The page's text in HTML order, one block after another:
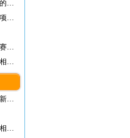
关于调整第19届创新大赛申报时间等事项的通知
关于第19届科技创新大赛申报工作相关事项的…
关于参加第十九届全国青少年科技创新大赛终审…
关于实验学校项目参加创新大赛终评决赛相关事…
第28届全国青少年科技创新大赛青少年创新项目入围终评名单
第23届全国青少年科技创新大赛申报表及相关文件下载